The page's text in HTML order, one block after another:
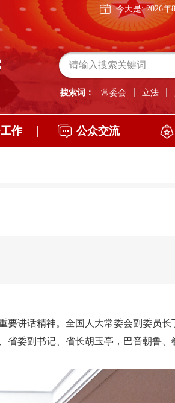
今天是:2026
搜索词： 常委会 立法
作 公众交流
讲话精神。全国人大常委会副委员长
省委副书记、省长胡玉亭，巴音朝鲁、